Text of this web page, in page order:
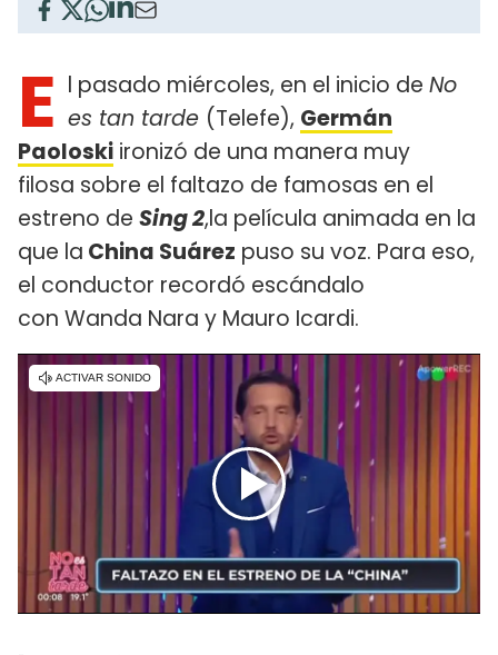
E l pasado miércoles, en el inicio de No
es tan tarde (Telefe), Germán
Paoloski ironizó de una manera muy
filosa sobre el faltazo de famosas en el
estreno de Sing 2,la película animada en la
que la China Suárez puso su voz. Para eso,
el conductor recordó escándalo
con Wanda Nara y Mauro Icardi.